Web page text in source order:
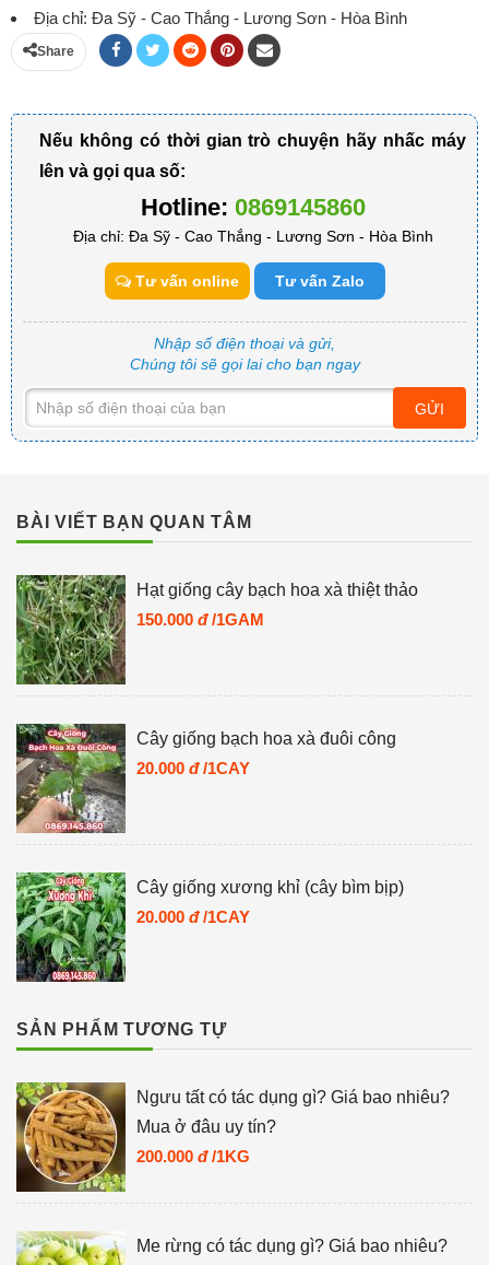
Địa chỉ: Đa Sỹ - Cao Thắng - Lương Sơn - Hòa Bình
Share
Nếu không có thời gian trò chuyện hãy nhấc máy
lên và gọi qua số:
Hotline: 0869145860
Địa chỉ: Đa Sỹ - Cao Thắng - Lương Sơn - Hòa Bình
Tư vấn online Tư vấn Zalo
Nhập số điện thoại và gửi,
Chúng tôi sẽ gọi lai cho bạn ngay
GỬI
BÀI VIẾT BẠN QUAN TÂM
Hạt giống cây bạch hoa xà thiệt thảo
150.000 đ /1GAM
Cây giống bạch hoa xà đuôi công
20.000 đ /1CAY
Cây giống xương khỉ (cây bìm bịp)
20.000 đ /1CAY
SẢN PHẨM TƯƠNG TỰ
Ngưu tất có tác dụng gì? Giá bao nhiêu?
Mua ở đâu uy tín?
200.000 đ /1KG
Me rừng có tác dụng gì? Giá bao nhiêu?